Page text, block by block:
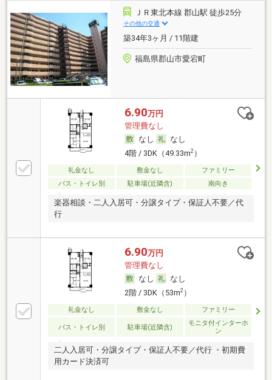
ＪＲ東北本線 郡山駅 徒歩25分
その他の交通
築34年3ヶ月 / 11階建
福島県郡山市愛宕町
6.90万円
管理費なし
なし
なし
4階 / 3DK（49.33m2）
礼金なし 敷金なし
ファミリー
バス・トイレ別
駐車場(近隣含) 南向き
楽器相談・二人入居可・分譲タイプ・保証人不要／代
行
6.90万円
管理費なし
なし
なし
2階 / 3DK（53m2）
礼金なし 敷金なし ファミリー
バス・トイレ別 駐車場(近隣含)
モニタ付インターホ
ン
二人入居可・分譲タイプ・保証人不要／代行 ・初期費
用カード決済可